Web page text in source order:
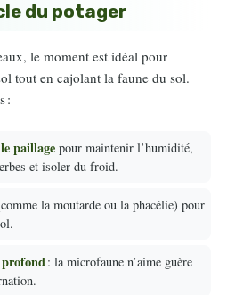
du potager
le moment est idéal pour
tout en cajolant la faune du sol.
:
paillage pour maintenir l’humidité,
et isoler du froid.
la moutarde ou la phacélie) pour
: la microfaune n’aime guère